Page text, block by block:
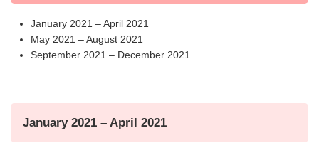
January 2021 – April 2021
May 2021 – August 2021
September 2021 – December 2021
January 2021 – April 2021